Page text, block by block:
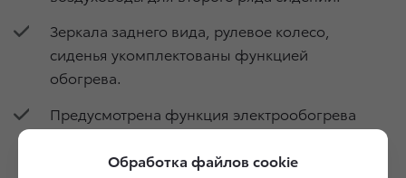
Зеркала заднего вида, рулевое колесо,
сиденья укомплектованы функцией
обогрева.
Предусмотрена функция электрообогрева
стеклоомывателя.
Обработка файлов cookie